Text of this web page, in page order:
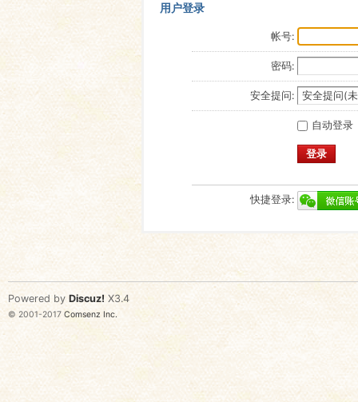
用户登录
帐号:
密码:
安全提问:
自动登录
登录
快捷登录:
Powered by Discuz! X3.4
© 2001-2017 Comsenz Inc.